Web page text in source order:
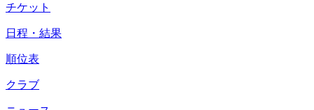
チケット
日程・結果
順位表
クラブ